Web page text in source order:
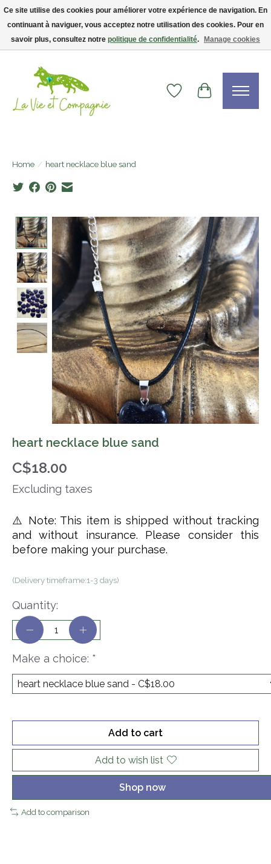
Livraison gratuite dès 75$ — code LVCFREE• Clients USA : visitez la boutique
WishlistCart
Home / heart necklace blue sand
Product image slideshow Items
heart necklace blue sand
C$18.00
Excluding taxes
⚠️ Note: This item is shipped without tracking
and without insurance. Please consider this
before making your purchase.
(Delivery timeframe:1-3 days)
Make a choice: *
Quantity:
Add to cart
Add to wish list
Shop now
Add to comparison
Ce site utilise des cookies pour améliorer votre expérience de navigation. En
continuant à naviguer, vous acceptez notre utilisation des cookies. Pour en
savoir plus, consultez notre politique de confidentialité. Manage cookies